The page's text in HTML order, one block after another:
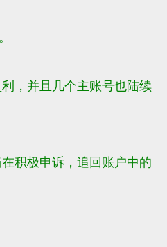
， 并且几个主账号也陆续
积极申诉，追回账户中的